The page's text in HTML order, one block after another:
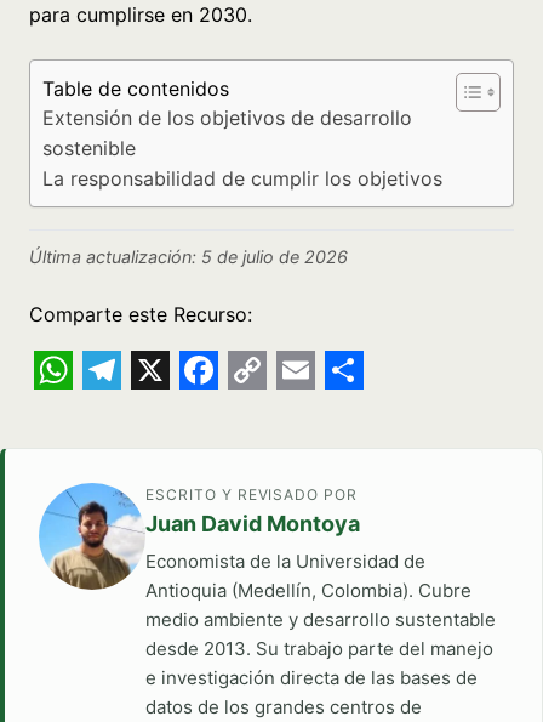
para cumplirse en 2030.
Table de contenidos
Extensión de los objetivos de desarrollo
sostenible
La responsabilidad de cumplir los objetivos
Última actualización: 5 de julio de 2026
Comparte este Recurso:
ESCRITO Y REVISADO POR
Juan David Montoya
Economista de la Universidad de
Antioquia (Medellín, Colombia). Cubre
medio ambiente y desarrollo sustentable
desde 2013. Su trabajo parte del manejo
e investigación directa de las bases de
datos de los grandes centros de